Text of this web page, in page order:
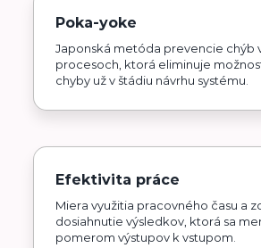
Poka-yoke
Japonská metóda prevencie chýb
procesoch, ktorá eliminuje
chyby už v štádiu návrhu systému.
Efektivita práce
Miera využitia pracovného času a
dosiahnutie výsledkov, ktorá sa
pomerom výstupov k vstupom.